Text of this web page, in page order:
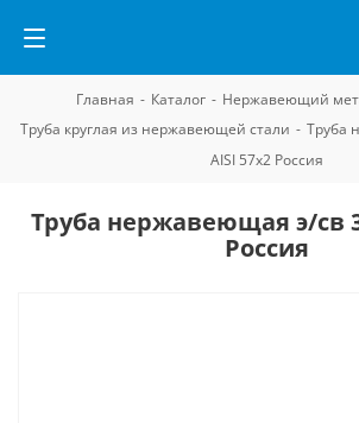
Главная - Каталог - Нержавеющий
Труба круглая из нержавеющей стали - Труба
AISI 57х2 Россия
Труба нержавеющая э/св
Россия